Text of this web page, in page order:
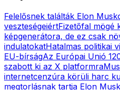
Felelősnek találták Elon
veszteségeiértFizetőfal mögé
képgenerátora, de ez csak
indulatokatHatalmas politikai
EU-bírságAz Európai Unió
szabott ki az X platformra
internetcenzúra körüli harc
megtorlásnak tartja Elon